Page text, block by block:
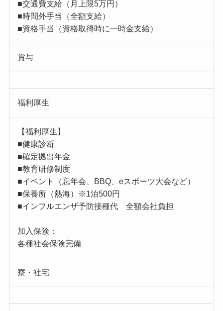
■交通費支給（月上限5万円）
■時間外手当（全額支給）
■資格手当（資格取得時に一時金支給）
賞与
福利厚生
【福利厚生】
■健康診断
■確定拠出年金
■教育研修制度
■イベント（忘年会、BBQ、eスポーツ大会など）
■保養所（熱海）※1泊500円
■インフルエンザ予防接種代 全額会社負担
加入保険：
各種社会保険完備
寮・社宅